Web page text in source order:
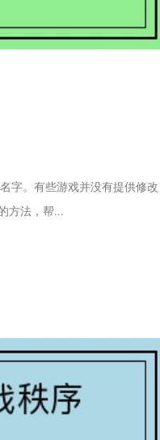
字。有些游戏并没有提供修改
方法，帮...